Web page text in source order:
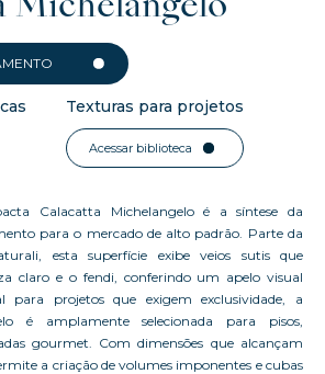
Michelangelo
Texturas para projetos
Acessar biblioteca
Calacatta Michelangelo é a síntese da
para o mercado de alto padrão. Parte da
esta superfície exibe veios sutis que
claro e o fendi, conferindo um apelo visual
para projetos que exigem exclusividade, a
é amplamente selecionada para pisos,
gourmet. Com dimensões que alcançam
a criação de volumes imponentes e cubas